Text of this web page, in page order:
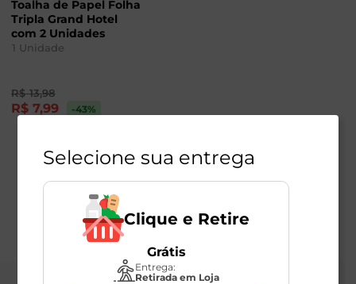
Toalha de Papel Folha
Tripla Grand Hotel
com 2 Unidades
1 Unidade
R$ 13,98
R$ 7,99 -43%
Selecione sua entrega
Clique e Retire
Grátis
Entrega:
Retirada em Loja